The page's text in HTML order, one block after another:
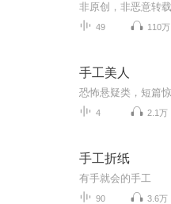
49 110万
手工美人
4 2.1万
手工折纸
有手就会的手工
90 3.6万